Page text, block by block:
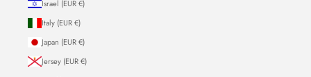
Israel (EUR €)
Italy (EUR €)
Japan (EUR €)
Jersey (EUR €)